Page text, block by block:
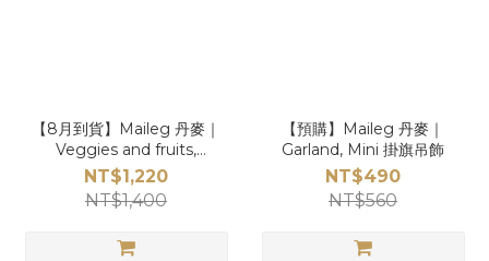
【8月到貨】Maileg 丹麥｜
Veggies and fruits,
Miniature 蔬果箱
NT$1,220
NT$1,400
【預購】Maileg 丹麥｜
Garland, Mini 掛旗吊飾
NT$490
NT$560